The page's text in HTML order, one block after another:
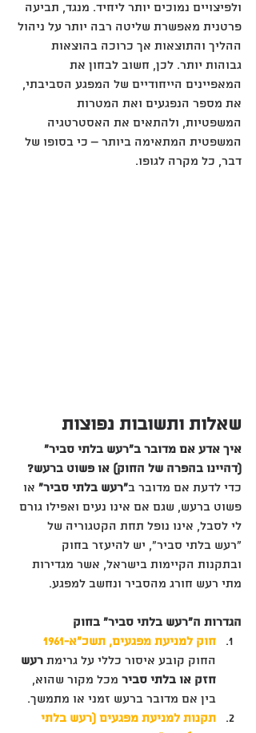
ולפיצויים נמוכים יותר ליחיד. מנגד, תביעה
פרטנית מאפשרת שליטה רבה יותר על ניהול
ההליך והתוצאות אך כרוכה בהוצאות
גבוהות יותר. לכן, חשוב לבחון את
המאפיינים הייחודיים של המפגע הסביבתי,
את מספר הנפגעים ואת המטרות
המשפטיות, ולהתאים את האסטרטגיה
המשפטית המתאימה ביותר – כי בסופו של
דבר, כל מקרה לגופו.
שאלות ותשובות נפוצות
איך אדע אם מדובר ב"רעש בלתי סביר"
(דהיינו בהפרה של החוק) או פשוט ברעש?
כדי לדעת אם מדובר ב"רעש בלתי סביר" או
פשוט ברעש, שגם אם אינו נעים ואפילו גורם
לי לסבל, אינו נופל תחת הקטגוריה של
"רעש בלתי סביר", יש להיעזר בחוק
ובתקנות הקיימות בישראל, אשר מגדירות
מתי רעש חורג מהסביר ונחשב למפגע.
הגדרות ה"רעש בלתי סביר" בחוק
חוק למניעת מפגעים, תשכ"א-1961
החוק קובע איסור כללי על גרימת רעש
חזק או בלתי סביר מכל מקור שהוא,
בין אם מדובר ברעש זמני או מתמשך.
תקנות למניעת מפגעים (רעש בלתי